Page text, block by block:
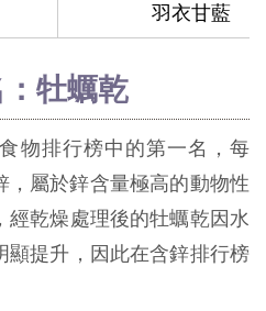
羽衣甘藍
牡蠣乾
物排行榜中的第一名，每
，屬於鋅含量極高的動物性
經乾燥處理後的牡蠣乾因水
顯提升，因此在含鋅排行榜